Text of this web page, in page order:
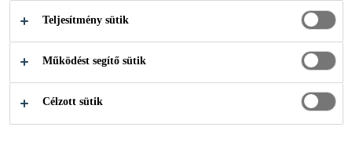
Teljesítmény sütik
Működést segítő sütik
Célzott sütik